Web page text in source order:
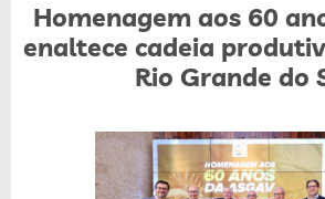
Homenagem aos 60
enaltece cadeia
Rio Grande do